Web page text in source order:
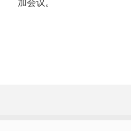
加会议。